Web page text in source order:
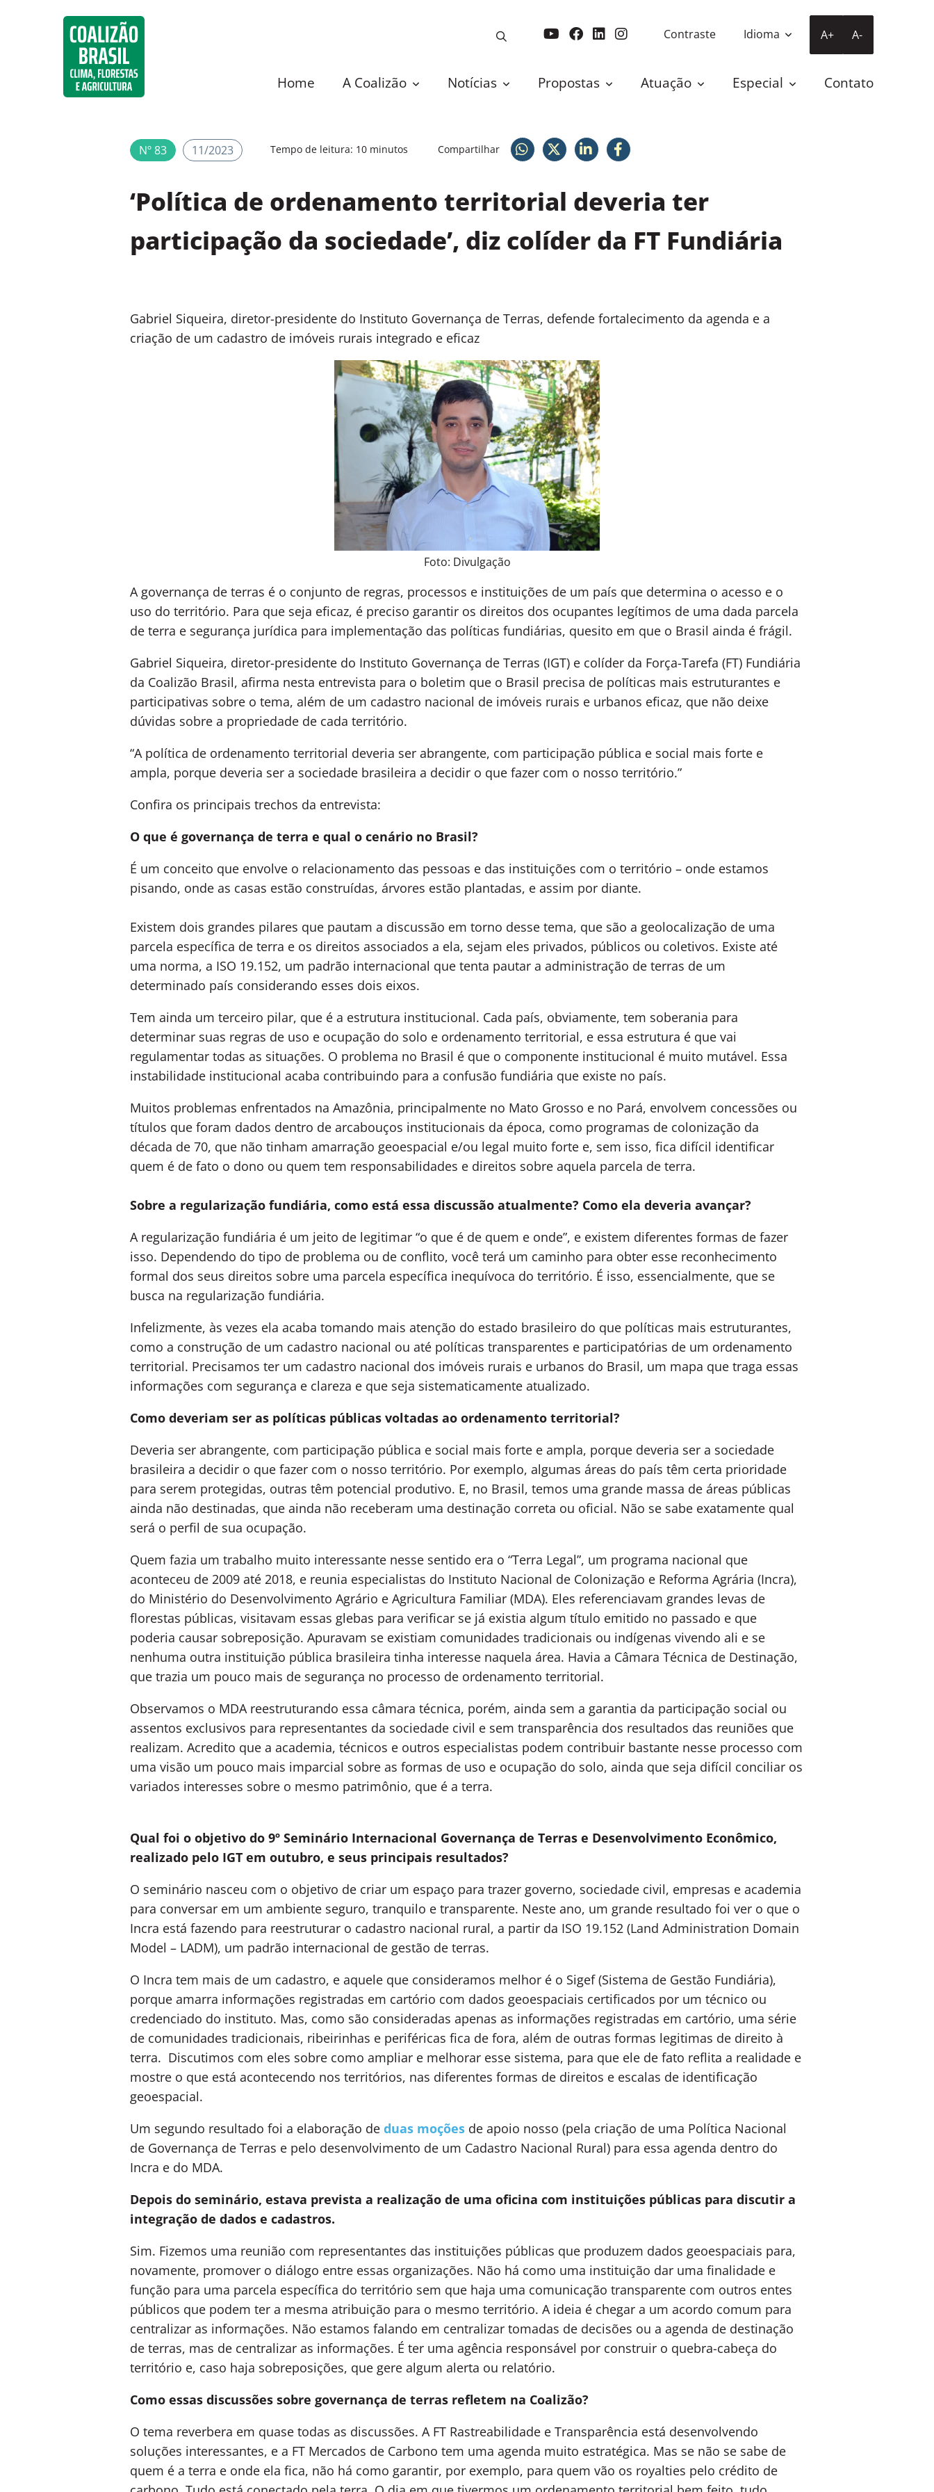
Contraste Idioma A+ A-
Home A Coalizão Notícias Propostas Atuação Especial Contato
Nº 83 11/2023 Tempo de leitura: 10 minutos Compartilhar
‘Política de ordenamento territorial deveria ter
participação da sociedade’, diz colíder da FT Fundiária
Gabriel Siqueira, diretor-presidente do Instituto Governança de Terras, defende fortalecimento da agenda e a
criação de um cadastro de imóveis rurais integrado e eficaz
Foto: Divulgação
A governança de terras é o conjunto de regras, processos e instituições de um país que determina o acesso e o
uso do território. Para que seja eficaz, é preciso garantir os direitos dos ocupantes legítimos de uma dada parcela
de terra e segurança jurídica para implementação das políticas fundiárias, quesito em que o Brasil ainda é frágil.
Gabriel Siqueira, diretor-presidente do Instituto Governança de Terras (IGT) e colíder da Força-Tarefa (FT) Fundiária
da Coalizão Brasil, afirma nesta entrevista para o boletim que o Brasil precisa de políticas mais estruturantes e
participativas sobre o tema, além de um cadastro nacional de imóveis rurais e urbanos eficaz, que não deixe
dúvidas sobre a propriedade de cada território.
“A política de ordenamento territorial deveria ser abrangente, com participação pública e social mais forte e
ampla, porque deveria ser a sociedade brasileira a decidir o que fazer com o nosso território.”
Confira os principais trechos da entrevista:
O que é governança de terra e qual o cenário no Brasil?
É um conceito que envolve o relacionamento das pessoas e das instituições com o território – onde estamos
pisando, onde as casas estão construídas, árvores estão plantadas, e assim por diante.
Existem dois grandes pilares que pautam a discussão em torno desse tema, que são a geolocalização de uma
parcela específica de terra e os direitos associados a ela, sejam eles privados, públicos ou coletivos. Existe até
uma norma, a ISO 19.152, um padrão internacional que tenta pautar a administração de terras de um
determinado país considerando esses dois eixos.
Tem ainda um terceiro pilar, que é a estrutura institucional. Cada país, obviamente, tem soberania para
determinar suas regras de uso e ocupação do solo e ordenamento territorial, e essa estrutura é que vai
regulamentar todas as situações. O problema no Brasil é que o componente institucional é muito mutável. Essa
instabilidade institucional acaba contribuindo para a confusão fundiária que existe no país.
Muitos problemas enfrentados na Amazônia, principalmente no Mato Grosso e no Pará, envolvem concessões ou
títulos que foram dados dentro de arcabouços institucionais da época, como programas de colonização da
década de 70, que não tinham amarração geoespacial e/ou legal muito forte e, sem isso, fica difícil identificar
quem é de fato o dono ou quem tem responsabilidades e direitos sobre aquela parcela de terra.
Sobre a regularização fundiária, como está essa discussão atualmente? Como ela deveria avançar?
A regularização fundiária é um jeito de legitimar “o que é de quem e onde”, e existem diferentes formas de fazer
isso. Dependendo do tipo de problema ou de conflito, você terá um caminho para obter esse reconhecimento
formal dos seus direitos sobre uma parcela específica inequívoca do território. É isso, essencialmente, que se
busca na regularização fundiária.
Infelizmente, às vezes ela acaba tomando mais atenção do estado brasileiro do que políticas mais estruturantes,
como a construção de um cadastro nacional ou até políticas transparentes e participatórias de um ordenamento
territorial. Precisamos ter um cadastro nacional dos imóveis rurais e urbanos do Brasil, um mapa que traga essas
informações com segurança e clareza e que seja sistematicamente atualizado.
Como deveriam ser as políticas públicas voltadas ao ordenamento territorial?
Deveria ser abrangente, com participação pública e social mais forte e ampla, porque deveria ser a sociedade
brasileira a decidir o que fazer com o nosso território. Por exemplo, algumas áreas do país têm certa prioridade
para serem protegidas, outras têm potencial produtivo. E, no Brasil, temos uma grande massa de áreas públicas
ainda não destinadas, que ainda não receberam uma destinação correta ou oficial. Não se sabe exatamente qual
será o perfil de sua ocupação.
Quem fazia um trabalho muito interessante nesse sentido era o “Terra Legal”, um programa nacional que
aconteceu de 2009 até 2018, e reunia especialistas do Instituto Nacional de Colonização e Reforma Agrária (Incra),
do Ministério do Desenvolvimento Agrário e Agricultura Familiar (MDA). Eles referenciavam grandes levas de
florestas públicas, visitavam essas glebas para verificar se já existia algum título emitido no passado e que
poderia causar sobreposição. Apuravam se existiam comunidades tradicionais ou indígenas vivendo ali e se
nenhuma outra instituição pública brasileira tinha interesse naquela área. Havia a Câmara Técnica de Destinação,
que trazia um pouco mais de segurança no processo de ordenamento territorial.
Observamos o MDA reestruturando essa câmara técnica, porém, ainda sem a garantia da participação social ou
assentos exclusivos para representantes da sociedade civil e sem transparência dos resultados das reuniões que
realizam. Acredito que a academia, técnicos e outros especialistas podem contribuir bastante nesse processo com
uma visão um pouco mais imparcial sobre as formas de uso e ocupação do solo, ainda que seja difícil conciliar os
variados interesses sobre o mesmo patrimônio, que é a terra.
Qual foi o objetivo do 9º Seminário Internacional Governança de Terras e Desenvolvimento Econômico,
realizado pelo IGT em outubro, e seus principais resultados?
O seminário nasceu com o objetivo de criar um espaço para trazer governo, sociedade civil, empresas e academia
para conversar em um ambiente seguro, tranquilo e transparente. Neste ano, um grande resultado foi ver o que o
Incra está fazendo para reestruturar o cadastro nacional rural, a partir da ISO 19.152 (Land Administration Domain
Model – LADM), um padrão internacional de gestão de terras.
O Incra tem mais de um cadastro, e aquele que consideramos melhor é o Sigef (Sistema de Gestão Fundiária),
porque amarra informações registradas em cartório com dados geoespaciais certificados por um técnico ou
credenciado do instituto. Mas, como são consideradas apenas as informações registradas em cartório, uma série
de comunidades tradicionais, ribeirinhas e periféricas fica de fora, além de outras formas legitimas de direito à
terra. Discutimos com eles sobre como ampliar e melhorar esse sistema, para que ele de fato reflita a realidade e
mostre o que está acontecendo nos territórios, nas diferentes formas de direitos e escalas de identificação
geoespacial.
Um segundo resultado foi a elaboração de duas moções de apoio nosso (pela criação de uma Política Nacional
de Governança de Terras e pelo desenvolvimento de um Cadastro Nacional Rural) para essa agenda dentro do
Incra e do MDA.
Depois do seminário, estava prevista a realização de uma oficina com instituições públicas para discutir a
integração de dados e cadastros.
Sim. Fizemos uma reunião com representantes das instituições públicas que produzem dados geoespaciais para,
novamente, promover o diálogo entre essas organizações. Não há como uma instituição dar uma finalidade e
função para uma parcela específica do território sem que haja uma comunicação transparente com outros entes
públicos que podem ter a mesma atribuição para o mesmo território. A ideia é chegar a um acordo comum para
centralizar as informações. Não estamos falando em centralizar tomadas de decisões ou a agenda de destinação
de terras, mas de centralizar as informações. É ter uma agência responsável por construir o quebra-cabeça do
território e, caso haja sobreposições, que gere algum alerta ou relatório.
Como essas discussões sobre governança de terras refletem na Coalizão?
O tema reverbera em quase todas as discussões. A FT Rastreabilidade e Transparência está desenvolvendo
soluções interessantes, e a FT Mercados de Carbono tem uma agenda muito estratégica. Mas se não se sabe de
quem é a terra e onde ela fica, não há como garantir, por exemplo, para quem vão os royalties pelo crédito de